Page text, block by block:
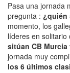
Pasa una jornada
pregunta : ¿quién
momento, los
líderes en solitario
sitúan CB Murcia
jornada muy
los 6 últimos